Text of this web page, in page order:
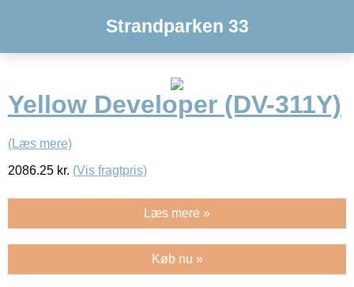
Strandparken 33
Yellow Developer (DV-311Y)
(Læs mere)
2086.25 kr. (Vis fragtpris)
Læs mere »
Køb nu »